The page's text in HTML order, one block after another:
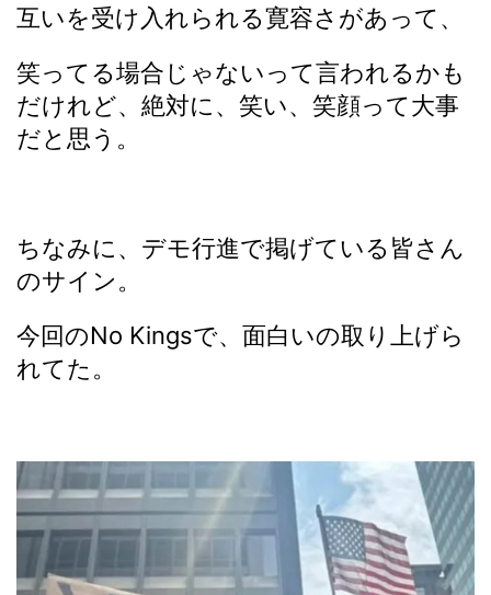
互いを受け入れられる寛容さがあって、
笑ってる場合じゃないって言われるかも
だけれど、絶対に、笑い、笑顔って大事
だと思う。
ちなみに、デモ行進で掲げている皆さん
のサイン。
今回のNo Kingsで、面白いの取り上げら
れてた。